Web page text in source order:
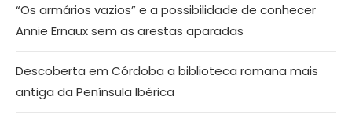
“Os armários vazios” e a possibilidade de conhecer
Annie Ernaux sem as arestas aparadas
Descoberta em Córdoba a biblioteca romana mais
antiga da Península Ibérica